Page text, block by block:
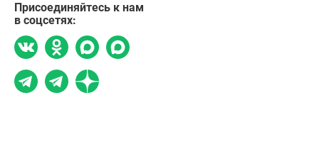
Присоединяйтесь к нам
в соцсетях: